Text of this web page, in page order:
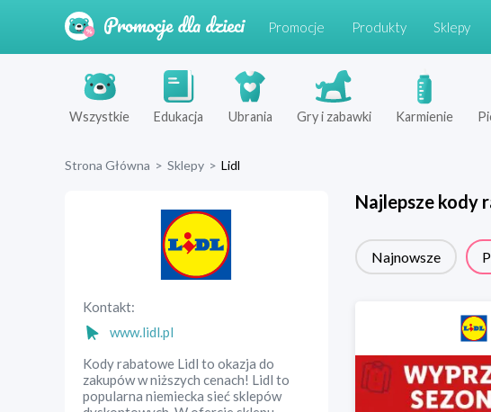
Promocje Produkty Sklepy
Wszystkie Edukacja Ubrania Gry i zabawki Karmienie
Strona Główna > Sklepy > Lidl
Kontakt:
www.lidl.pl
Kody rabatowe Lidl to okazja do
zakupów w niższych cenach! Lidl to
popularna niemiecka sieć sklepów
Najlepsze kody
Najnowsze